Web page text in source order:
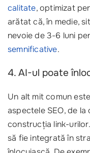
calitate, optimizat
arătat că, în medie,
nevoie de 3-6 luni
semnificative.
4. AI-ul poate
Un alt mit comun
aspectele SEO, de
construcția link-
să fie integrată în